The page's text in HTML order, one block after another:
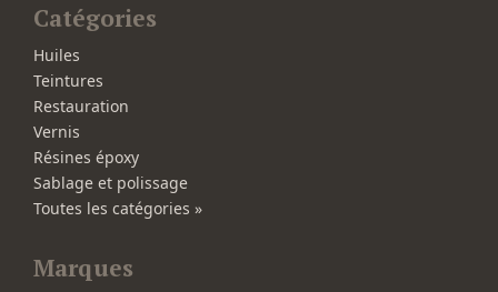
Catégories
Huiles
Teintures
Restauration
Vernis
Résines époxy
Sablage et polissage
Toutes les catégories »
Marques